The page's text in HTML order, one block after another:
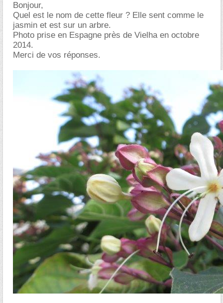
Bonjour,
Quel est le nom de cette fleur ? Elle sent comme le
jasmin et est sur un arbre.
Photo prise en Espagne près de Vielha en octobre
2014.
Merci de vos réponses.